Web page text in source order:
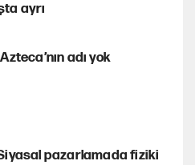
ayrı
adı yok
pazarlamada fiziki